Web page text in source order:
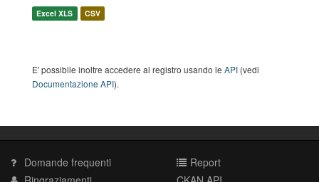
Excel XLS CSV
E' possibile inoltre accedere al registro usando le API (vedi
Documentazione API).
Domande frequenti
Report